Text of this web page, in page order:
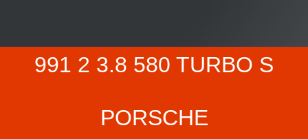
991 2 3.8 580 TURBO S
PORSCHE